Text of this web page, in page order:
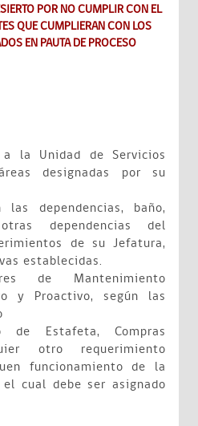
POR NO CUMPLIR CON EL
QUE CUMPLIERAN CON LOS
EN PAUTA DE PROCESO
la Unidad de Servicios
designadas por su
dependencias, baño,
dependencias del
de su Jefatura,
establecidas.
de Mantenimiento
y Proactivo, según las
Estafeta, Compras
otro requerimiento
funcionamiento de la
cual debe ser asignado